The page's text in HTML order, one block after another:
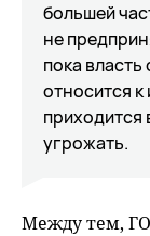
большей
не
пока
относится
приходится
угрожать.
Между тем,